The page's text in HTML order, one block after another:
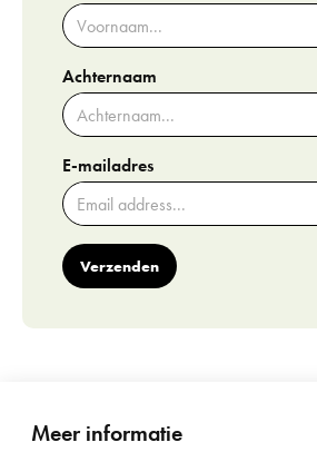
Achternaam
E-mailadres
Verzenden
Meer informatie